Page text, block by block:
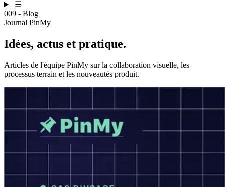
☰
009 - Blog
Journal PinMy
Idées, actus et pratique.
Articles de l'équipe PinMy sur la collaboration visuelle, les
processus terrain et les nouveautés produit.